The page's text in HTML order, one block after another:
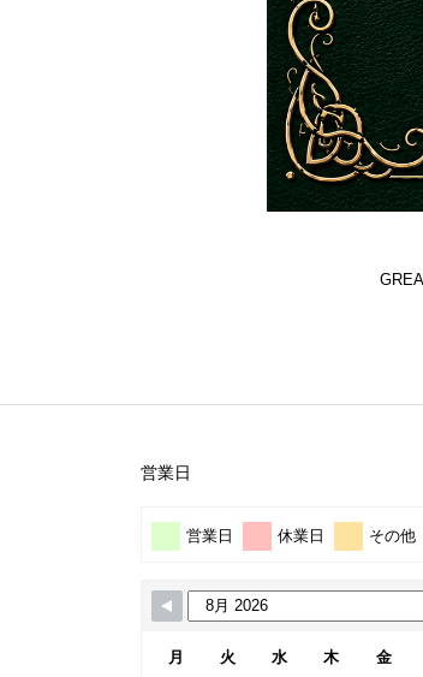
営業日
営業日 休業日 その他
月 火 水 木 金